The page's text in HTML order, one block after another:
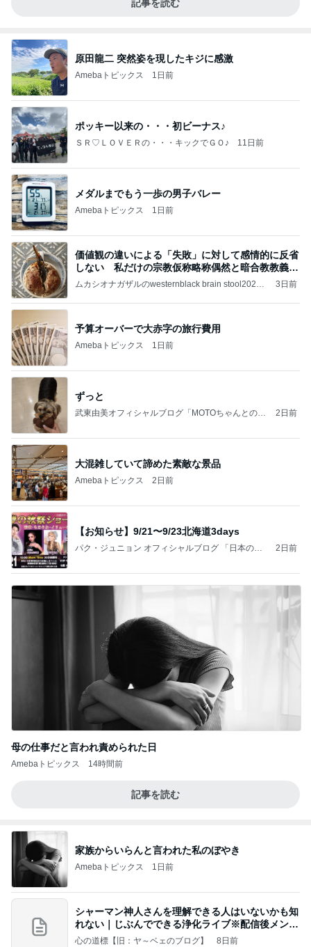
記事を読む
原田龍二 突然姿を現したキジに感激
Amebaトピックス 1日前
ポッキー以来の・・・初ビーナス♪
ＳＲ♡ＬＯＶＥＲの・・・キックでＧＯ♪ 11日前
メダルまでもう一歩の男子バレー
Amebaトピックス 1日前
価値観の違いによる「失敗」に対して感情的に反省
しない 私だけの宗教仮称略称偶然と暗合教教義候
補
ムカシオナガザルのwesternblack brain stool2024
ガザル
3日前
予算オーバーで大赤字の旅行費用
Amebaトピックス 1日前
ずっと
武東由美オフィシャルブログ「MOTOちゃんとのは
2日前
大混雑していて諦めた素敵な景品
Amebaトピックス 2日前
【お知らせ】9/21〜9/23北海道3days
パク・ジュニョン オフィシャルブログ 「日本の
2日前
母の仕事だと言われ責められた日
Amebaトピックス 14時間前
記事を読む
家族からいらんと言われた私のぼやき
Amebaトピックス 1日前
シャーマン神人さんを理解できる人はいないかも知
れない｜じぶんでできる浄化ライブ※配信後メンバ
ー限
心の道標【旧：ヤ～ベェのブログ】 8日前